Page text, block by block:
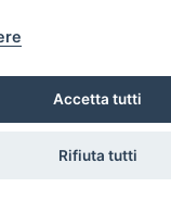
Accetta tutti
Rifiuta tutti